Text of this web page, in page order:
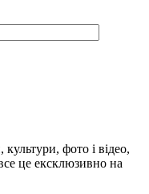
культури, фото і відео,
це ексклюзивно на